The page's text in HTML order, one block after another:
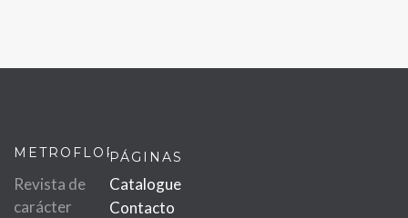
METROFLOR
Revista de
carácter
PÁGINAS
Catalogue
Contacto